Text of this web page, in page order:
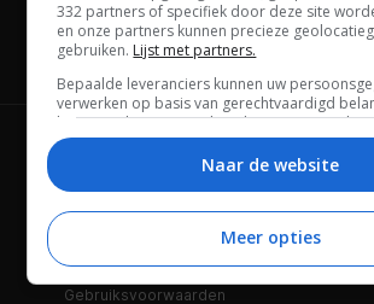
Channels
Gebruiksvoorwaarden
332 partners of specifiek door deze site
en onze partners kunnen precieze
gebruiken. Lijst met partners.
Bepaalde leveranciers kunnen uw
verwerken op basis van gerechtvaardigd
hiertegen bezwaar maken door uw opties
beheren. Zoek onderaan deze pagina of in
een link om uw toestemming te beheren of in
Naar de website
Meer opties